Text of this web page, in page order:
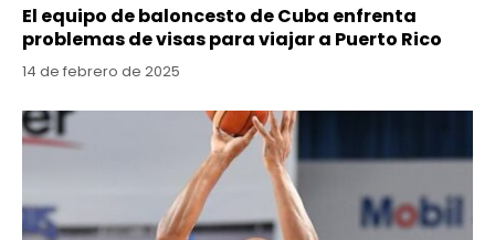
El equipo de baloncesto de Cuba enfrenta
problemas de visas para viajar a Puerto Rico
14 de febrero de 2025